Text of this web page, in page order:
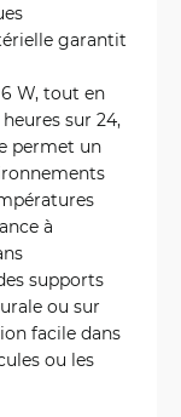
garantit
W, tout en
sur 24,
permet un
à
supports
ou sur
facile dans
ou les